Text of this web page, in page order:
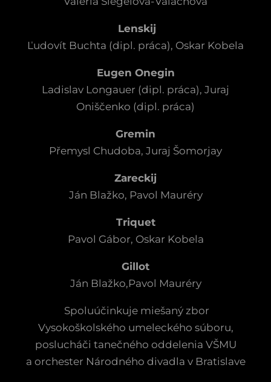
Lenskij
Ľudovít Buchta (dipl. práca), Oskar Kobela
Eugen Onegin
Ladislav Longauer (dipl. práca), Juraj
Oniščenko (dipl. práca)
Gremin
Přemysl Chudoba, Juraj Šomorjay
Zareckij
Ján Blažko, Pavol Mauréry
Triquet
Pavol Gábor, Oskar Kobela
Gillot
Ján Blažko,Pavol Mauréry
Spoluúčinkuje miešaný zbor
Vysokoškolského umeleckého súboru,
poslucháči tanečného oddelenia VŠMU
a orchester Národného divadla v Bratislave